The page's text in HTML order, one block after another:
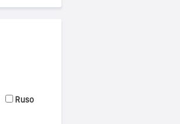
Ruso